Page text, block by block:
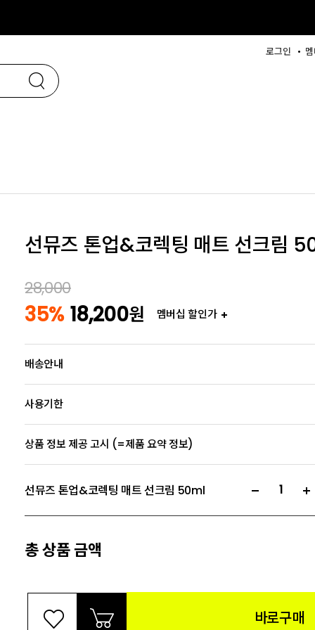
로그인
선뮤즈 톤업&코렉팅 매트 선크림
28,000
35% 18,200원 멤버십 할인가
배송안내
사용기한
상품 정보 제공 고시 (=제품 요약 정보)
선뮤즈 톤업&코렉팅 매트 선크림 50ml
총 상품 금액
바로구매